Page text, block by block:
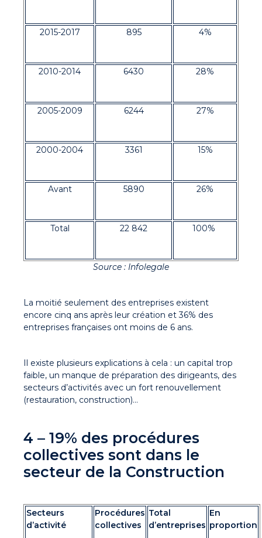
2015-2017 895 4%
2010-2014 6430 28%
2005-2009 6244 27%
2000-2004 3361 15%
Avant 5890 26%
Total 22 842 100%
Source : Infolegale
La moitié seulement des entreprises existent
encore cinq ans après leur création et 36% des
entreprises françaises ont moins de 6 ans.
Il existe plusieurs explications à cela : un capital trop
faible, un manque de préparation des dirigeants, des
secteurs d’activités avec un fort renouvellement
(restauration, construction)...
4 – 19% des procédures
collectives sont dans le
secteur de la Construction
Secteurs
d’activité
Procédures
collectives
Total
d’entreprises
En
proportion